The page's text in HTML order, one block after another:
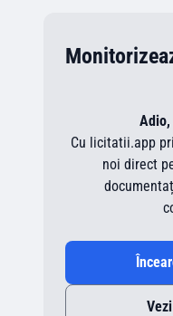
Cu licitatii.app
noi direct